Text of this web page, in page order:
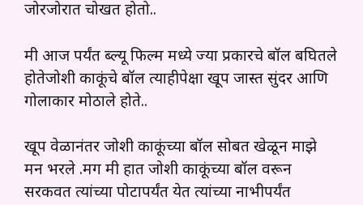
जोरजोरात चोखत होतो..
मी आज पर्यंत ब्ल्यू फिल्म मध्ये ज्या प्रकारचे बॉल बघितले
होतेजोशी काकूंचे बॉल त्याहीपेक्षा खूप जास्त सुंदर आणि
गोलाकार मोठाले होते..
खूप वेळानंतर जोशी काकूंच्या बॉल सोबत खेळून माझे
मन भरले .मग मी हात जोशी काकूंच्या बॉल वरून
सरकवत त्यांच्या पोटापर्यंत येत त्यांच्या नाभीपर्यंत